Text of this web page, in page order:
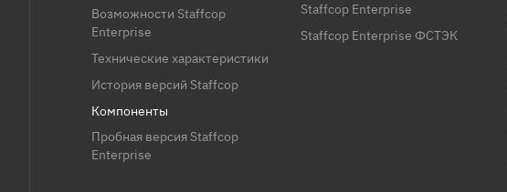
Возможности Staffcop
Enterprise
Технические характеристики
История версий Staffcop
Компоненты
Пробная версия Staffcop
Enterprise
Staffcop Enterprise
Staffcop Enterprise ФСТЭК